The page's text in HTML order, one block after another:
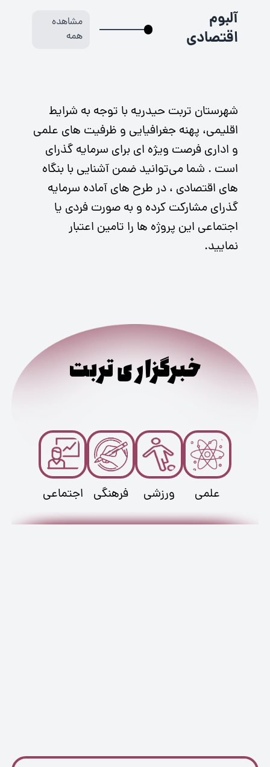
آلبوم
اقتصادی
مشاهده
همه
شهرستان تربت حیدریه با توجه به شرایط
اقلیمی، پهنه جغرافیایی و ظرفیت های علمی
و اداری فرصت ویژه ای برای سرمایه گذرای
است . شما می‌توانید ضمن آشنایی با بنگاه
های اقتصادی ، در طرح های آماده سرمایه
گذرای مشارکت کرده و به صورت فردی یا
اجتماعی این پروژه ها را تامین اعتبار
نمایید.
خبرگزاری تربت
علمی ورزشی فرهنگی اجتماعی